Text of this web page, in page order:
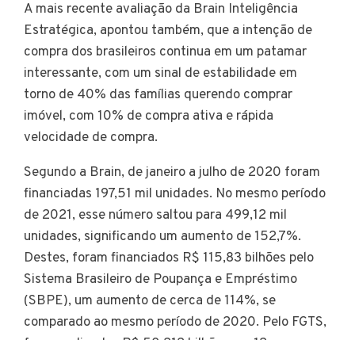
A mais recente avaliação da Brain Inteligência
Estratégica, apontou também, que a intenção de
compra dos brasileiros continua em um patamar
interessante, com um sinal de estabilidade em
torno de 40% das famílias querendo comprar
imóvel, com 10% de compra ativa e rápida
velocidade de compra.
Segundo a Brain, de janeiro a julho de 2020 foram
financiadas 197,51 mil unidades. No mesmo período
de 2021, esse número saltou para 499,12 mil
unidades, significando um aumento de 152,7%.
Destes, foram financiados R$ 115,83 bilhões pelo
Sistema Brasileiro de Poupança e Empréstimo
(SBPE), um aumento de cerca de 114%, se
comparado ao mesmo período de 2020. Pelo FGTS,